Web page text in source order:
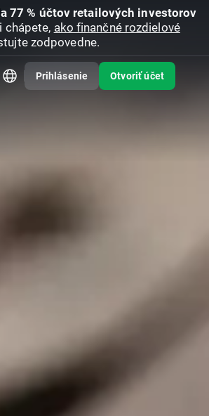
77 % účtov retailových investorov
chápete, ako finančné rozdielové
zodpovedne.
Prihlásenie Otvoriť účet